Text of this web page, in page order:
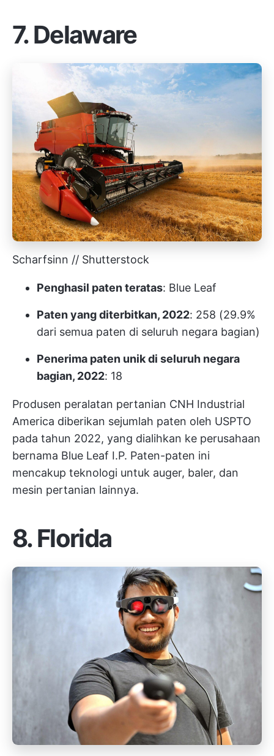
7. Delaware
Scharfsinn // Shutterstock
Penghasil paten teratas: Blue Leaf
Paten yang diterbitkan, 2022: 258 (29.9%
dari semua paten di seluruh negara bagian)
Penerima paten unik di seluruh negara
bagian, 2022: 18
Produsen peralatan pertanian CNH Industrial
America diberikan sejumlah paten oleh USPTO
pada tahun 2022, yang dialihkan ke perusahaan
bernama Blue Leaf I.P. Paten-paten ini
mencakup teknologi untuk auger, baler, dan
mesin pertanian lainnya.
8. Florida